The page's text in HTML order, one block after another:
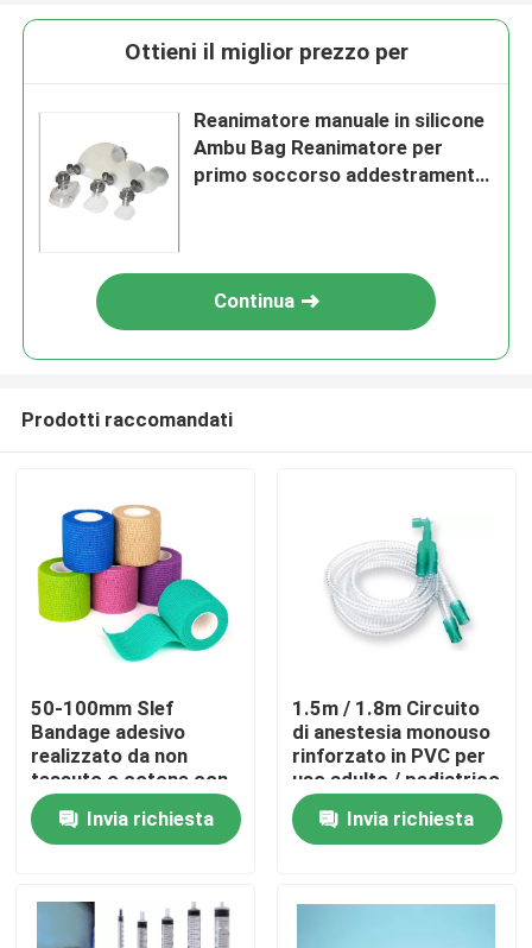
Casa.
Video
Ottieni il miglior prezzo per
Reanimatore manuale in silicone
Ambu Bag Reanimatore per
primo soccorso addestramento
Continua
Prodotti raccomandati
50-100mm Slef
Bandage adesivo
realizzato da non
tessuto o cotone con
tessuto ad alta
elasticità per la
chirurgia dimensione
Invia richiesta
1.5m / 1.8m Circuito
di anestesia monouso
rinforzato in PVC per
uso adulto / pediatrico
Invia richiesta